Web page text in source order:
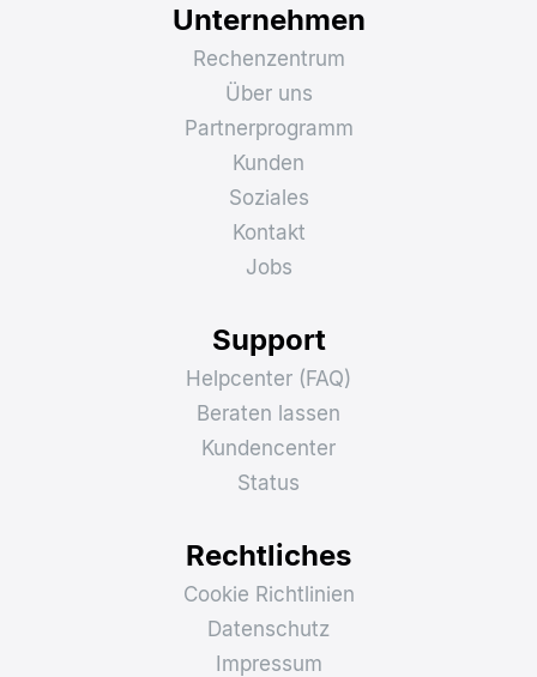
Unternehmen
Rechenzentrum
Über uns
Partnerprogramm
Kunden
Soziales
Kontakt
Jobs
Support
Helpcenter (FAQ)
Beraten lassen
Kundencenter
Status
Rechtliches
Cookie Richtlinien
Datenschutz
Impressum